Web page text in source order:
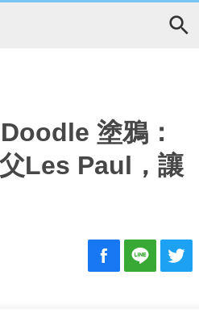
塗鴉：
Les Paul，讓